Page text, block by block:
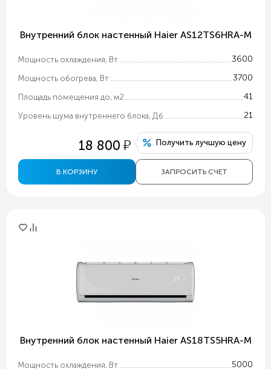
Внутренний блок настенный Haier AS12TS6HRA-M
Мощность охлаждения, Вт. 3600
Мощность обогрева, Вт 3700
Площадь помещения до, м2 41
Уровень шума внутреннего блока, Дб 21
18 800 у Получить лучшую цену
ЗАПРОСИТЬ СЧЕТ
В КОРЗИНУ
Внутренний блок настенный Haier AS18TS5HRA-M
Мощность охлаждения, Вт. 5000